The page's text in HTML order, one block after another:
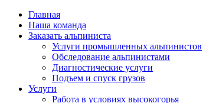
Главная
Наша команда
Заказать альпиниста
Услуги промышленных альпинистов
Обследование альпинистами
Диагностические услуги
Подъем и спуск грузов
Услуги
Работа в условиях высокогорья